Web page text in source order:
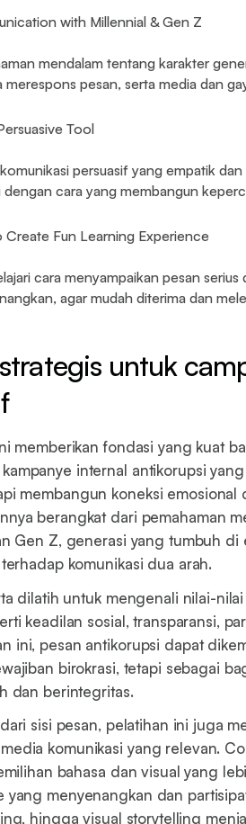
with Millennial & Gen Z
mendalam tentang karakter
merespons pesan, serta media dan
Tool
persuasif yang empatik
dengan cara yang membangun
Create Fun Learning Experience
cara menyampaikan pesan
agar mudah diterima dan
untuk
memberikan fondasi yang kuat
internal antikorupsi
membangun koneksi
berangkat dari pemahaman
Gen Z, generasi yang tumbuh di
komunikasi dua arah.
dilatih untuk mengenali nilai-
keadilan sosial, transparansi,
ini, pesan antikorupsi dapat
birokrasi, tetapi sebagai
dan berintegritas.
sisi pesan, pelatihan ini juga
komunikasi yang relevan.
bahasa dan visual yang
yang menyenangkan dan
hingga visual storytelling